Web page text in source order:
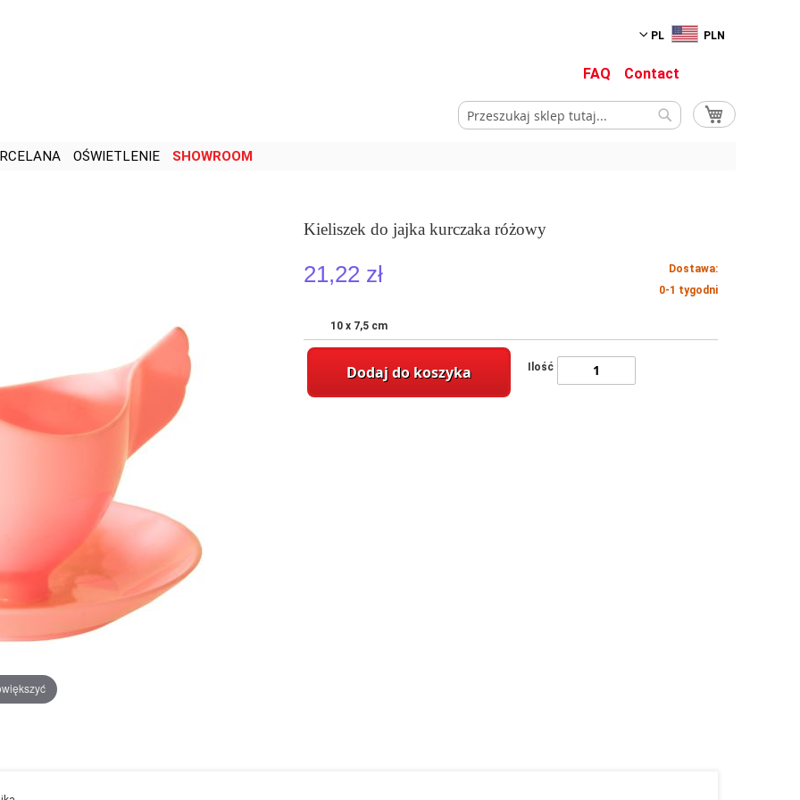
PL PLN
FAQ Contact
Mój koszyk
OŚWIETLENIE SHOWROOM
Kieliszek do jajka kurczaka różowy
21,22 zł
Dostawa:
0-1 tygodni
10 x 7,5 cm
Ilość
Dodaj do koszyka